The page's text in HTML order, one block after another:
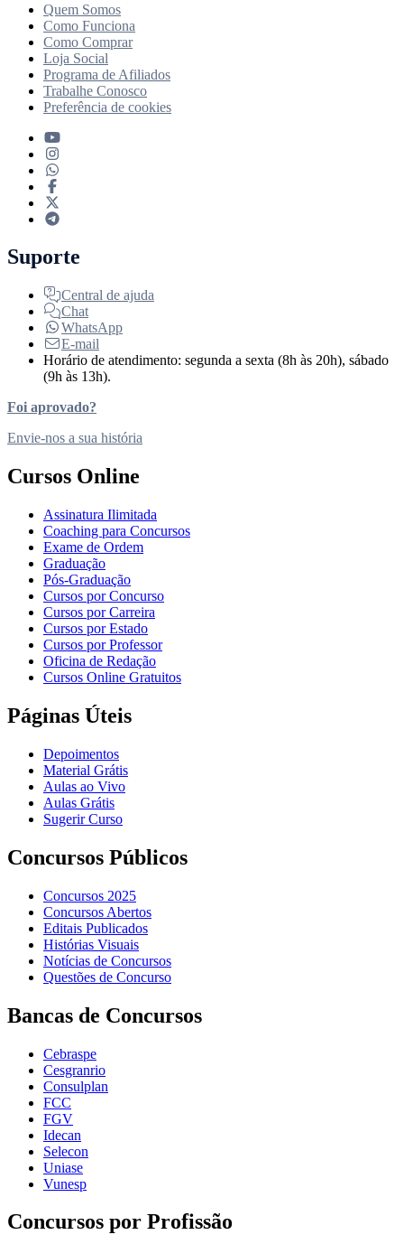
Quem Somos
Como Funciona
Como Comprar
Loja Social
Programa de Afiliados
Trabalhe Conosco
Preferência de cookies
Suporte
Central de ajuda
Chat
WhatsApp
E-mail
Horário de atendimento: segunda a sexta (8h às 20h), sábado
(9h às 13h).
Foi aprovado?
Envie-nos a sua história
Cursos Online
Assinatura Ilimitada
Coaching para Concursos
Exame de Ordem
Graduação
Pós-Graduação
Cursos por Concurso
Cursos por Carreira
Cursos por Estado
Cursos por Professor
Oficina de Redação
Cursos Online Gratuitos
Páginas Úteis
Depoimentos
Material Grátis
Aulas ao Vivo
Aulas Grátis
Sugerir Curso
Concursos Públicos
Concursos 2025
Concursos Abertos
Editais Publicados
Histórias Visuais
Notícias de Concursos
Questões de Concurso
Bancas de Concursos
Cebraspe
Cesgranrio
Consulplan
FCC
FGV
Idecan
Selecon
Uniase
Vunesp
Concursos por Profissão